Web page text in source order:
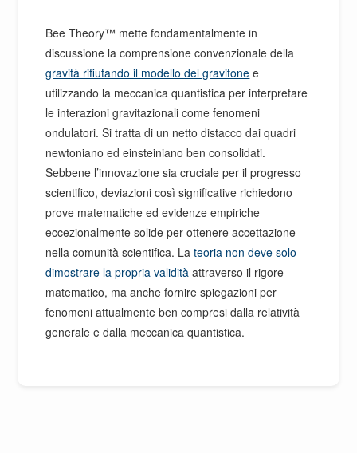
Bee Theory™ mette fondamentalmente in
discussione la comprensione convenzionale della
gravità rifiutando il modello del gravitone e
utilizzando la meccanica quantistica per interpretare
le interazioni gravitazionali come fenomeni
ondulatori. Si tratta di un netto distacco dai quadri
newtoniano ed einsteiniano ben consolidati.
Sebbene l’innovazione sia cruciale per il progresso
scientifico, deviazioni così significative richiedono
prove matematiche ed evidenze empiriche
eccezionalmente solide per ottenere accettazione
nella comunità scientifica. Lateoria non deve solo
dimostrare la propria validità attraverso il rigore
matematico, ma anche fornire spiegazioni per
fenomeni attualmente ben compresi dalla relatività
generale e dalla meccanica quantistica.